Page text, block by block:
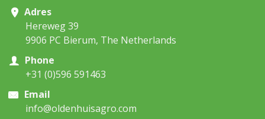
Adres
Hereweg 39
9906 PC Bierum, The Netherlands
Phone
+31 (0)596 591463
Email
info@oldenhuisagro.com